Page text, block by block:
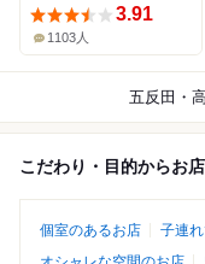
3.91
1103人
五反田・
こだわり・目的からお
個室のあるお店 子連